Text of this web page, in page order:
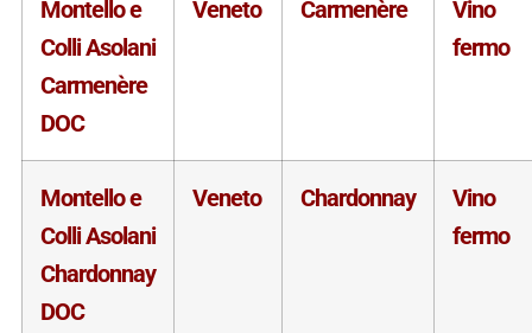
Montello e
Colli Asolani
Carmenère
DOC
Veneto Carmenère
Vino
fermo
Montello e
Colli Asolani
Chardonnay
DOC
Veneto Chardonnay
Vino
fermo